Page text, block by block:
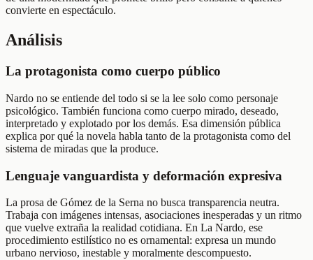
convierte en espectáculo.
Análisis
La protagonista como cuerpo público
Nardo no se entiende del todo si se la lee solo como personaje
psicológico. También funciona como cuerpo mirado, deseado,
interpretado y explotado por los demás. Esa dimensión pública
explica por qué la novela habla tanto de la protagonista como del
sistema de miradas que la produce.
Lenguaje vanguardista y deformación expresiva
La prosa de Gómez de la Serna no busca transparencia neutra.
Trabaja con imágenes intensas, asociaciones inesperadas y un ritmo
que vuelve extraña la realidad cotidiana. En La Nardo, ese
procedimiento estilístico no es ornamental: expresa un mundo
urbano nervioso, inestable y moralmente descompuesto.